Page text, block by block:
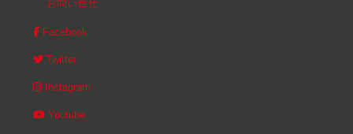
お問い合せ
Facebook
Twitter
Instagram
Youtube